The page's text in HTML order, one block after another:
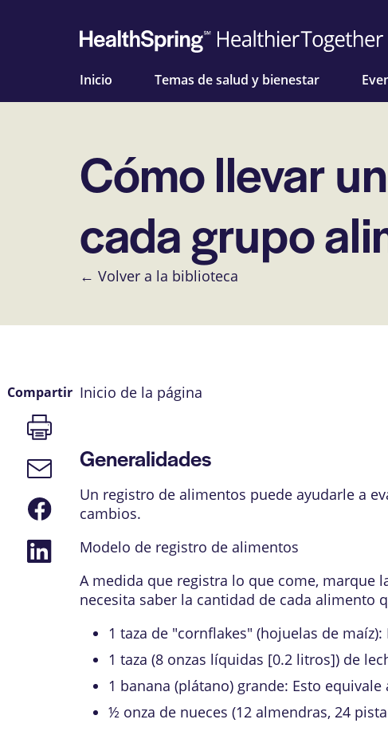
Inicio Temas de salud y bienestar
Cómo llevar
cada grupo
← Volver a la biblioteca
Inicio de la página
Generalidades
Un registro de alimentos puede ayudarle a
cambios.
Modelo de registro de alimentos
A medida que registra lo que come, marque
necesita saber la cantidad de cada alimento
1 taza de "cornflakes" (hojuelas de
1 taza (8 onzas líquidas [0.2 litros]) de
1 banana (plátano) grande: Esto
½ onza de nueces (12 almendras, 24
Compartir
Imprimir
página
Enlace
de
correo
electrónico
Compartir
en
Compartir
en
LinkedIn